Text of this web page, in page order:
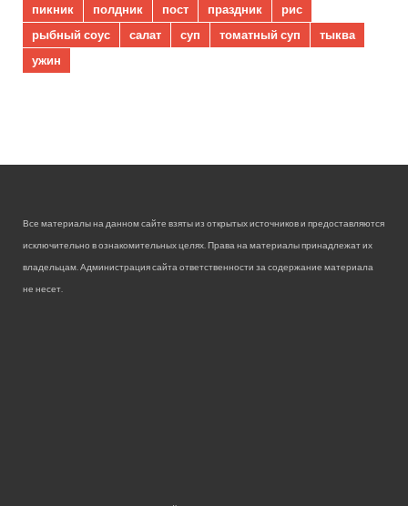
пикник
полдник пост праздник
рис
рыбный соус
салат суп томатный суп
тыква
ужин
Все материалы на данном сайте взяты из открытых источников и предоставляются
исключительно в ознакомительных целях. Права на материалы принадлежат их
владельцам. Администрация сайта ответственности за содержание материала
не несет.